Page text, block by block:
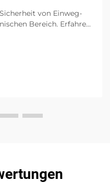
von Einweg-
Bereich. Erfahren